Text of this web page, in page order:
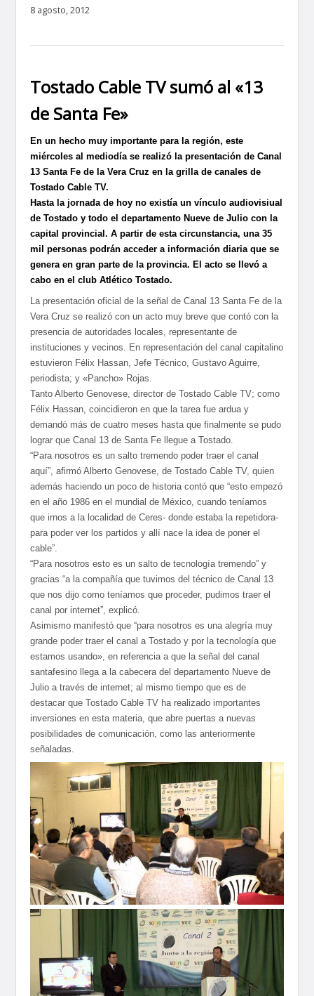
8 agosto, 2012
Tostado Cable TV sumó al «13
de Santa Fe»
En un hecho muy importante para la región, este
miércoles al mediodía se realizó la presentación de Canal
13 Santa Fe de la Vera Cruz en la grilla de canales de
Tostado Cable TV.
Hasta la jornada de hoy no existía un vínculo audiovisiual
de Tostado y todo el departamento Nueve de Julio con la
capital provincial. A partir de esta circunstancia, una 35
mil personas podrán acceder a información diaria que se
genera en gran parte de la provincia. El acto se llevó a
cabo en el club Atlético Tostado.
La presentación oficial de la señal de Canal 13 Santa Fe de la
Vera Cruz se realizó con un acto muy breve que contó con la
presencia de autoridades locales, representante de
instituciones y vecinos. En representación del canal capitalino
estuvieron Félix Hassan, Jefe Técnico, Gustavo Aguirre,
periodista; y «Pancho» Rojas.
Tanto Alberto Genovese, director de Tostado Cable TV; como
Félix Hassan, coincidieron en que la tarea fue ardua y
demandó más de cuatro meses hasta que finalmente se pudo
lograr que Canal 13 de Santa Fe llegue a Tostado.
“Para nosotros es un salto tremendo poder traer el canal
aquí”, afirmó Alberto Genovese, de Tostado Cable TV, quien
además haciendo un poco de historia contó que “esto empezó
en el año 1986 en el mundial de México, cuando teníamos
que irnos a la localidad de Ceres- donde estaba la repetidora-
para poder ver los partidos y allí nace la idea de poner el
cable”.
“Para nosotros esto es un salto de tecnología tremendo” y
gracias “a la compañía que tuvimos del técnico de Canal 13
que nos dijo como teníamos que proceder, pudimos traer el
canal por internet”, explicó.
Asimismo manifestó que “para nosotros es una alegría muy
grande poder traer el canal a Tostado y por la tecnología que
estamos usando», en referencia a que la señal del canal
santafesino llega a la cabecera del departamento Nueve de
Julio a través de internet; al mismo tiempo que es de
destacar que Tostado Cable TV ha realizado importantes
inversiones en esta materia, que abre puertas a nuevas
posibilidades de comunicación, como las anteriormente
señaladas.